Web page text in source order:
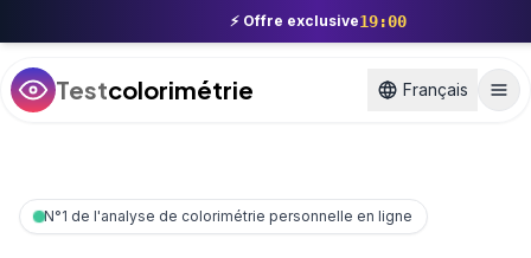
⚡Offre exclusive19:00
Testcolorimétrie Français
N°1 de l'analyse de colorimétrie personnelle en ligne